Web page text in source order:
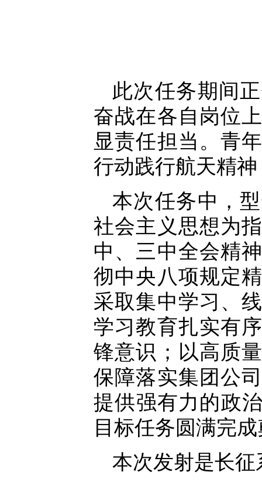
此次任务期间
奋战在各自岗位
显责任担当。青
行动践行航天精
本次任务中，
社会主义思想为
中、三中全会精
彻中央八项规定
采取集中学习、
学习教育扎实有
锋意识；以高质
保障落实集团公
提供强有力的政
目标任务圆满完
本次发射是长